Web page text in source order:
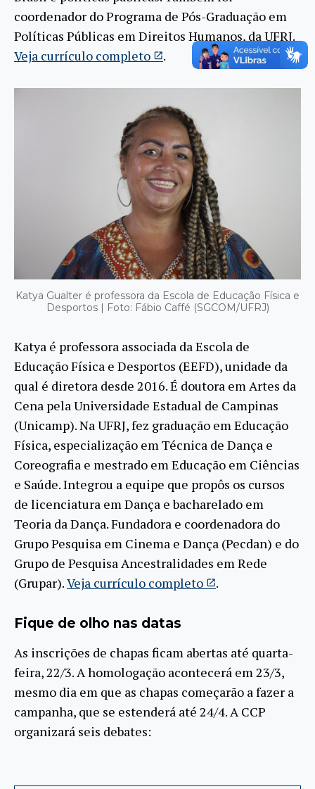
coordenador do Programa de Pós-Graduação em
Políticas Públicas em Direitos Humanos, da UFRJ.
Veja currículo completo
.
Katya Gualter é professora da Escola de Educação Física e
Desportos | Foto: Fábio Caffé (SGCOM/UFRJ)
Katya é professora associada da Escola de
Educação Física e Desportos (EEFD), unidade da
qual é diretora desde 2016. É doutora em Artes da
Cena pela Universidade Estadual de Campinas
(Unicamp). Na UFRJ, fez graduação em Educação
Física, especialização em Técnica de Dança e
Coreografia e mestrado em Educação em Ciências
e Saúde. Integrou a equipe que propôs os cursos
de licenciatura em Dança e bacharelado em
Teoria da Dança. Fundadora e coordenadora do
Grupo Pesquisa em Cinema e Dança (Pecdan) e do
Grupo de Pesquisa Ancestralidades em Rede
(Grupar).Veja currículo completo .
Fique de olho nas datas
As inscrições de chapas ficam abertas até quarta-
feira, 22/3. A homologação acontecerá em 23/3,
mesmo dia em que as chapas começarão a fazer a
campanha, que se estenderá até 24/4. A CCP
organizará seis debates: